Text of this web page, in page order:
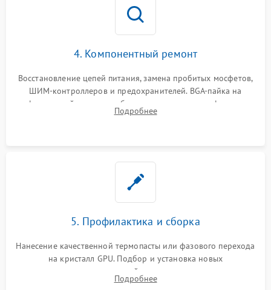
4. Компонентный ремонт
Восстановление цепей питания, замена пробитых мосфетов,
ШИМ-контроллеров и предохранителей. BGA-пайка на
инфракрасной станции реболлинг или замена графического
чипа и дефектной памяти GDDR. Прошивка BIOS
Подробнее
5. Профилактика и сборка
Нанесение качественной термопасты или фазового перехода
на кристалл GPU. Подбор и установка новых
термопрокладок правильной толщины на память и цепи
питания. Монтаж радиатора и бэкплейта, подключение и
Подробнее